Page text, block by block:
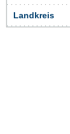
Landkreis